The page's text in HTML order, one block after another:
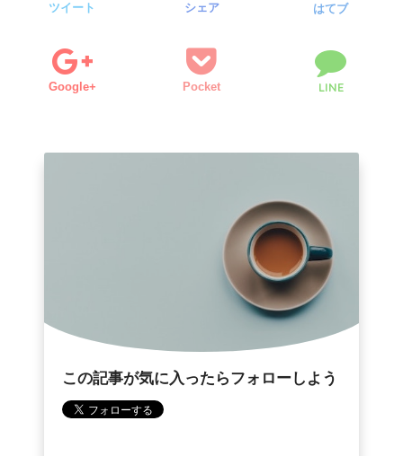
ツイート シェア はてブ
Google+ Pocket LINE
この記事が気に入ったらフォローしよう